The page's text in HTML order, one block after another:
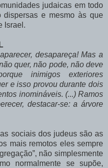
judaicas em todo
e mesmo às que
Israel.
desapareça! Mas a
quer, não pode, não deve
inimigos exteriores
e isso provou durante dois
inomináveis. (...) Ramos
destacar-se: a árvore
sociais dos judeus são as
mais remotos eles sempre
não simplesmente
normalmente se supõe,